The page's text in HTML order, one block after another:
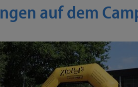
auf dem